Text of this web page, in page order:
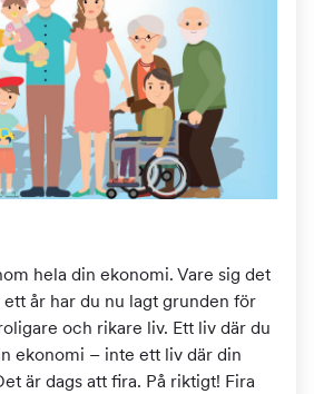
hela din ekonomi. Vare sig det
år har du nu lagt grunden för
och rikare liv. Ett liv där du
ekonomi – inte ett liv där din
är dags att fira. På riktigt! Fira